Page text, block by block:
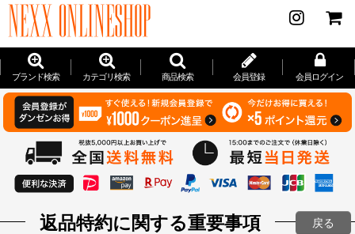
ブランド検索 カテゴリ検索 商品検索 会員登録 会員ログイン
返品特約に関する重要事項 戻る